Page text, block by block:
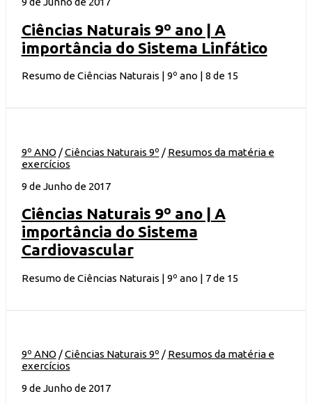
Ciências Naturais 9º ano | A
importância do Sistema Linfático
Resumo de Ciências Naturais | 9º ano | 8 de 15
9º ANO /Ciências Naturais 9º / Resumos da matéria e
exercícios
9 de Junho de 2017
Ciências Naturais 9º ano | A
importância do Sistema
Cardiovascular
Resumo de Ciências Naturais | 9º ano | 7 de 15
9º ANO /Ciências Naturais 9º / Resumos da matéria e
exercícios
9 de Junho de 2017